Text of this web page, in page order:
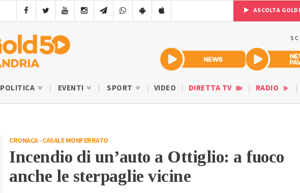
ASCOLTA
POLITICA EVENTI SPORT VIDEO DIRETTA TV RADIO
CRONACA-CASALE MONFERRATO
Incendio di un’auto a Ottiglio: a fuoco
anche le sterpaglie vicine